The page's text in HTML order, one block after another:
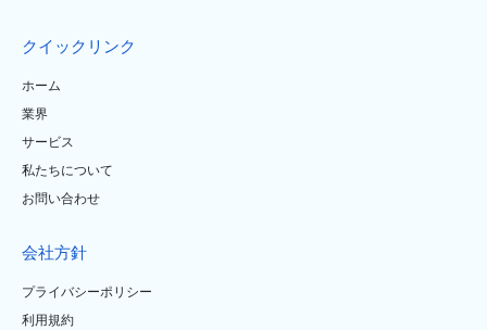
クイックリンク
ホーム
業界
サービス
私たちについて
お問い合わせ
会社方針
プライバシーポリシー
利用規約